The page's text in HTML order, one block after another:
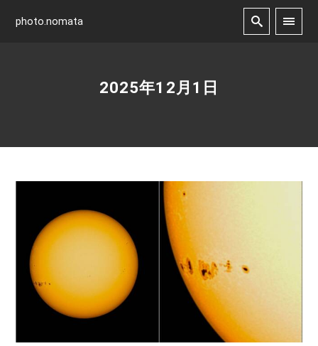
photo.nomata
2025年12月1日